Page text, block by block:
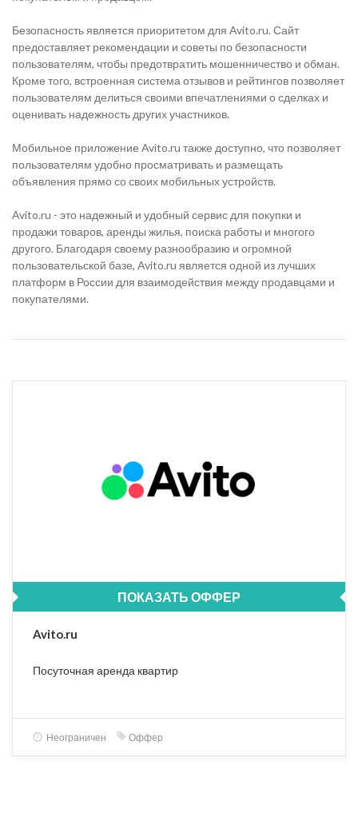
Безопасность является приоритетом для Avito.ru. Сайт
предоставляет рекомендации и советы по безопасности
пользователям, чтобы предотвратить мошенничество и обман.
Кроме того, встроенная система отзывов и рейтингов позволяет
пользователям делиться своими впечатлениями о сделках и
оценивать надежность других участников.
Мобильное приложение Avito.ru также доступно, что позволяет
пользователям удобно просматривать и размещать
объявления прямо со своих мобильных устройств.
Avito.ru - это надежный и удобный сервис для покупки и
продажи товаров, аренды жилья, поиска работы и многого
другого. Благодаря своему разнообразию и огромной
пользовательской базе, Avito.ru является одной из лучших
платформ в России для взаимодействия между продавцами и
покупателями.
ПОКАЗАТЬ ОФФЕР
Avito.ru
Посуточная аренда квартир
Неограничен Оффер